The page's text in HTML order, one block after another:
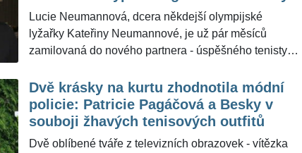
Povedenou návštěvu zpěvačka pro ŽivotvČesku.cz
tehdy popsala.
Lucie Neumannová, dcera někdejší olympijské
lyžařky Kateřiny Neumannové, je už pár měsíců
zamilovaná do nového partnera - úspěšného tenisty
grandslamovém turnaji »Australian Open«. Partneři
se kvůli vzdálenosti dlouho neuvidí. Půvabná
blondýnka se ale dočkala krásného gesta, když
Dvě krásky na kurtu zhodnotila módní
policie: Patricie Pagáčová a Besky v
souboji žhavých tenisových outfitů
Dvě oblíbené tváře z televizních obrazovek - vítězka